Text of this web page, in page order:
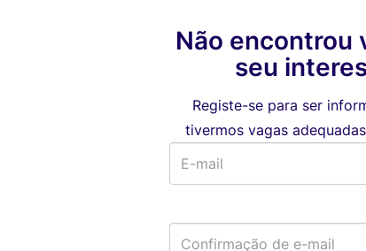
Não encontrou
seu
Registe-se para ser
tivermos vagas